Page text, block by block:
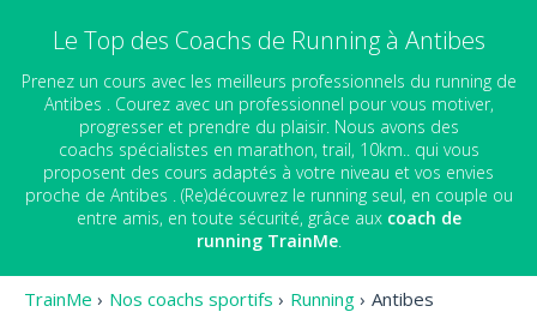
Le Top des Coachs de Running à Antibes
Prenez un cours avec les meilleurs professionnels du running de
Antibes . Courez avec un professionnel pour vous motiver,
progresser et prendre du plaisir. Nous avons des
coachs spécialistes en marathon, trail, 10km.. qui vous
proposent des cours adaptés à votre niveau et vos envies
proche de Antibes . (Re)découvrez le running seul, en couple ou
entre amis, en toute sécurité, grâce aux coach de
running TrainMe.
TrainMe › Nos coachs sportifs › Running › Antibes